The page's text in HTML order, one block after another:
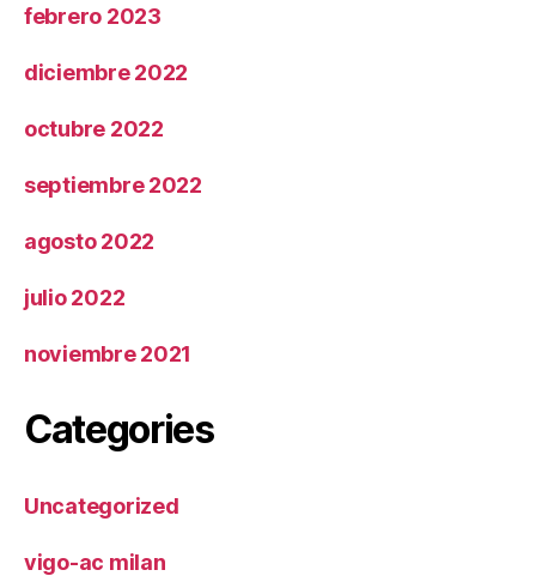
febrero 2023
diciembre 2022
octubre 2022
septiembre 2022
agosto 2022
julio 2022
noviembre 2021
Categories
Uncategorized
vigo-ac milan